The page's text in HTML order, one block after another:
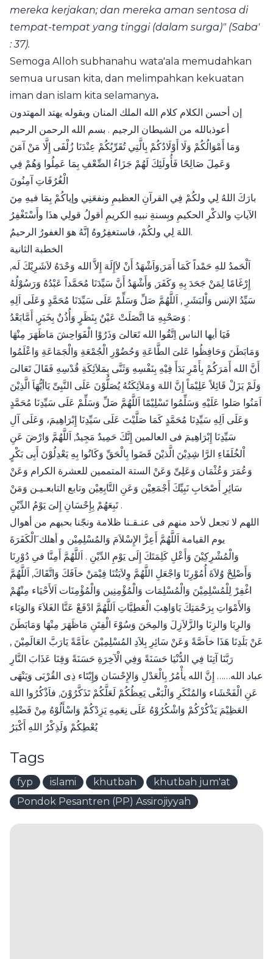
mereka kerjakan; dan mereka aman sentosa di
tempat-tempat yang tinggi (dalam surga)" (Saba'
: 37).
Semoga Alloh subhanahu wata'ala memudahkan
semua urusan kita, dan melimpahkan kekuatan
iman dan islam kita selamanya.
إن أحسن الكلام كلام الله الملك المنان وبقوله يهتد المهتدون
أعوذبالله من الشيطان الرجيم . بسم الله الرحمن الرحيم
وَمَا أَمْوَالُكُمْ وَلَا أَوْلَادُكُمْ بِالَّتِي تُقَرِّبُكُمْ عِنْدَنَا زُلْفَى إِلَّا مَنْ آمَنَ
وَعَمِلَ صَالِحًا فَأُولَئِكَ لَهُمْ جَزَاءُ الضِّعْفِ بِمَا عَمِلُوا وَهُمْ فِي
الْغُرُفَاتِ آمِنُونَ
بارَكَ اللهُ لِي ولكُمْ فِي القرآنِ العظيمِ ونفعَنِي وإياكُمْ بِمَا فيهِ مِنَ
الآياتِ والذكْرِ الحكيمِ وبِسنةِ نبيهِ الكريمِ أقولُ قولِي هذَا وأَسْتَغْفِرُ
اللهَ لِي ولكُمْ، فاستغفِرُوهُ إنَّهُ هوَ الغفورُ الرحيمُ.
الخطبة الثانية
اَلْحَمدُ للهِ حَمْداً كَمَا أَمَرَ,وَاَشْهَدُ أَنْ لاَإِلَهَ إِلاَّ الله وَحْدَهُ لاَشَرِيْكَ لَه,
إِرْغَامًا لِمَنْ جَحَدَ بِهِ وَكَفَرَ, وَأَشْهَدُ أَنَّ سَيِّدَنَا مُحَمَّداً عَبْدُهُ وَرَسُوْلُهُ
سَيِّدُ الإنس وَاْلبَشَرِ , اَللَّهُمَّ صَلِّ وَسَلِّمْ عَلَى سَيِّدَنَا مُحَمَّدٍ وَعَلَى اَلِهِ
وَصَحْبِهِ مَا اتَّصَلَتْ عَيْنٌ بِنَظَرٍ وَأُذُنٌ بِخَبَرٍ, أَمَّابَعْدُ :
فَيَا أيها الناس اِتَّقُوا الله تَعَالىَ وَذَرُوْا الْفَوَاحِشَ مَاظَهَرَ مِنْهَا
وَمَابَطَنَ وَحَافِظُوا عَلىَ الطَّاعَةِ وَحُضُوْرِ الْجُمْعَةِ وَالْجَمَاعَةِ وَاعْلَمُوا
أَنَّ الله أَمَرَكُمْ بِأَمْرِ بَدَأَ فِيْهِ بِنَفْسِهِ وَثَنَّى بِمَلاَئِكَةِ قُدْسِهِ فَقَالَ تَعَالىَ
وَلَمْ يَزَلْ قَائِلاً عَلِيْمَاً إِنَّ اللهَ وَمَلاَئِكَتُهُ يُصَلُّوْنَ عَلَى النَّبِىِّ يَاأيُّهَاَ الَّذِيْنَ
اَمَنُوا صَلوا عَلَيْهِ وَسَلِّمُوا تَسْلِيْمًا اَللَّهُمَّ صَلِّ وَسَلِّمْ عَلَى سَيِّدِنَا مُحَمَّدٍ
وَعَلَى اَلِهِ سَيِّدِنَا مُحَمَّدٍ كَمَا صَلَّيْتَ عَلَى سَيِّدِنَا إِبْرَاهِيمَ، وَعَلَى آلِ
سَيِّدِنَا إِبْرَاهِيمَ فى العالمين إِنَّكَ حَمِيدٌ مَجِيدٌ, اَللَّهُمَّ وَارْضَ عَنِ
اْلخُلَفَاءِ الرَّا شِدِيْنَ الَّذيْنَ قَضَوا بِالْحَقِّ وَكَانُوا بِهِ يَعْدِلُوْنَ أَبِى بَكْرٍ
وَعُمَرَ وَعُثْمَان وَعَلِىِّ وَعَنْ الستة المتممين للعشرة الكرام وَعَنْ
سَائِرِ أَصْحَابِ نَبِيِّكَ أَجْمَعِيْن وَعَنِ التَّابِعِيْن وتابع التابعـيـن وَمَنْ
تَبِعَهُمْ بِإِحْسَانِ إِلىَ يَوْمُ الدِّيْنِ .
اللهم لا تجعل لأحد منهم فى عنـقـنا ظلامة ونجّنا بحبهم من أهوال
يوم القيامة اَللَّهُمَّ أَعِزَّ الإِسْلاَمَ وَالمُسْلِمِيْن و أهلك َالْكَفَرَةَ
وَالْمُشْرِكِيْنَ وَأَعْلِ كَلِمَتَكَ إِلَى يَوْمِ الدِّيْنِ . اَللَّهُمَّ أَمِنَّا فىِ دُوْرِنَا
وَأَصْلِحْ وُلاَةَ أُمُوْرِنَا وَاجْعَلِ اللَّهُمَّ وِلاَيَتُنَا فِيْمَنْ خاَفَكَ وَاتَّقَاكَ, اَللَّهُمَّ
اغْفِرْ لِلْمُسْلِمِيْنَ وَالْمُسْلِمَات وَالْمُؤْمِنِين وَالْمُؤْمِنَات اَلأَحْيَاء مِنْهُمْ
وَالأَمْوَاتِ بِرَحْمَتِكَ يَاوَاهِبَ الْعَطِيَّاتِ اَللَّهُمَّ ادْفَعْ عَنَّا الغَلاَءَ وَالوَبَاء
وَالرِبَا وَالزِنَا والزَّلاَزِلَ وَالمِحَنَ وَسُوْءَ الْفِتَنِ مَاظَهَرَ مِنْهَا وَمَابَطَنَ
عَنْ بَلَدِنَا هَذَا خاَصَّةً وَعَنْ سَائِرِ بِلاَدِ المُسْلِمِيْنَ عاَمَّةً يَارَبَّ العَالَمِيْنَ ,
رَبَّنَا آتِنَا فِي الدُّنْيَا حَسَنَةً وَفِي الْآخِرَةِ حَسَنَةً وَقِنَا عَذَابَ النَّارِ
عباد الله…… إِنَّ الله يأْمُرُ بِالْعَدْلِ وَالإِحْسَان وَإِيْتَاء ذِى القُرْبَى وَيَنْهَى
عَنِ الْفَحْشَاء وَالمُنْكَرِ وَالْبَغْى يَعِظُكُمْ لَعَلَّكُمْ تَذَكَّرُوْنَ, فاَذْكُرُوا اللهَ
العَظِيْمَ يَذْكُرْكُمْ وَاشْكُرُوْهُ عَلَى نِعَمِهِ يَزِدْكُمْ وَاسْأَلُوْهُ مِنْ فَضْلِهِ
يُعْطِكُمْ وَلَذِكْرُ اللهِ أَكْبَرُ
Tags
fyp islami khutbah
khutbah jum'at
Pondok Pesantren (PP) Assirojiyyah